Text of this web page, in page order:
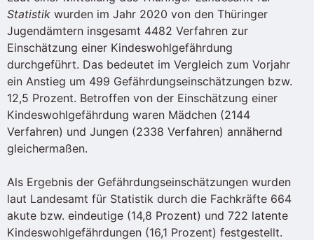
Statistik wurden im Jahr 2020 von den Thüringer
Jugendämtern insgesamt 4482 Verfahren zur
Einschätzung einer Kindeswohlgefährdung
durchgeführt. Das bedeutet im Vergleich zum Vorjahr
ein Anstieg um 499 Gefährdungseinschätzungen bzw.
12,5 Prozent. Betroffen von der Einschätzung einer
Kindeswohlgefährdung waren Mädchen (2144
Verfahren) und Jungen (2338 Verfahren) annähernd
gleichermaßen.
Als Ergebnis der Gefährdungseinschätzungen wurden
laut Landesamt für Statistik durch die Fachkräfte 664
akute bzw. eindeutige (14,8 Prozent) und 722 latente
Kindeswohlgefährdungen (16,1 Prozent) festgestellt.